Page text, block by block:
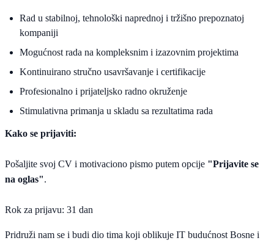
Rad u stabilnoj, tehnološki naprednoj i tržišno prepoznatoj
kompaniji
Mogućnost rada na kompleksnim i izazovnim projektima
Kontinuirano stručno usavršavanje i certifikacije
Profesionalno i prijateljsko radno okruženje
Stimulativna primanja u skladu sa rezultatima rada
Kako se prijaviti:
Pošaljite svoj CV i motivaciono pismo putem opcije "Prijavite se
na oglas".
Rok za prijavu: 31 dan
Pridruži nam se i budi dio tima koji oblikuje IT budućnost Bosne i